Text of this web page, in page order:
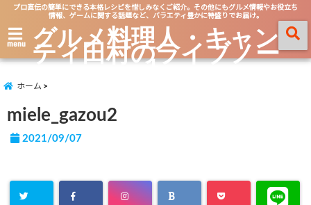
プロ直伝の簡単にできる本格レシピを惜しみなくご紹介。その他にもグルメ情報やお役立ち
情報、ゲームに関する話題など、バラエティ豊かに特盛りでお届け。
menu グルメ料理人・キャン
ティ田村のライブノー
ト
ホーム
miele_gazou2
2021/09/07